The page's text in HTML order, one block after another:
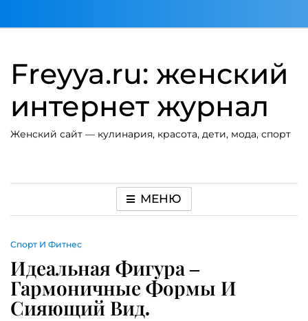
Freyya.ru: женский
интернет журнал
Женский сайт — кулинария, красота, дети, мода, спорт
МЕНЮ
Спорт И Фитнес
Идеальная Фигура –
Гармоничные Формы И
Сияющий Вид.